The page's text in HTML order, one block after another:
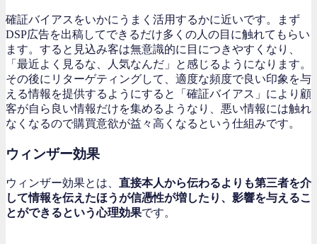
確証バイアスをいかにうまく活用するかに近いです。まず
DSP広告を出稿してできるだけ多くの人の目に触れてもらい
ます。すると見込み客は無意識的に目につきやすくなり、
「最近よく見るな、人気なんだ」と感じるようになります。
その後にリターゲティングして、適度な頻度で良い印象を与
える情報を提供するようにすると「確証バイアス」により顧
客が自ら良い情報だけを集めるようなり、悪い情報には触れ
なくなるので購買意欲が益々高くなるという仕組みです。
ウィンザー効果
ウィンザー効果とは、 直接本人から伝わるよりも第三者を介
して情報を伝えたほうが信憑性が増したり、影響を与えるこ
とができるという心理効果です。